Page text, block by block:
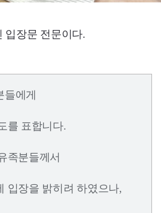
입장문 전문이다.
에게
를 표합니다.
족분들께서
입장을 밝히려 하였으나,